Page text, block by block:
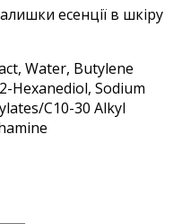
есенції в шкіру
Water, Butylene
Hexanediol, Sodium
C10-30 Alkyl